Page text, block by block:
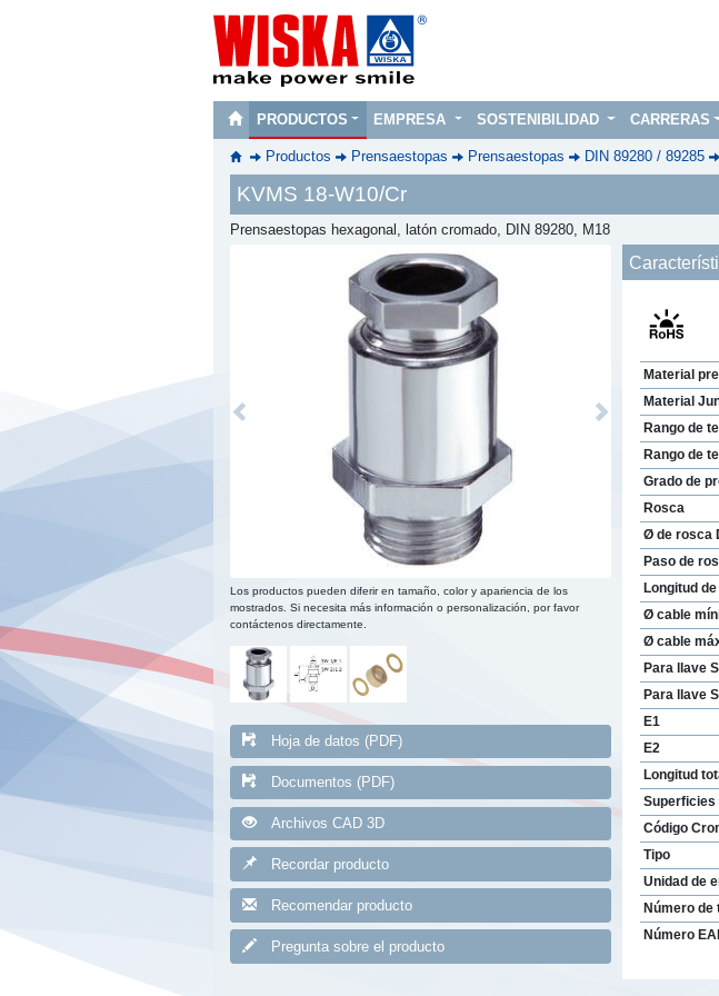
PRODUCTOS EMPRESA SOSTENIBILIDAD CARRERAS
Productos Prensaestopas Prensaestopas DIN 89280 / 89285
KVMS 18-W10/Cr
Prensaestopas hexagonal, latón cromado, DIN 89280, M18
Previous Next
Los productos pueden diferir en tamaño, color y apariencia de los
mostrados. Si necesita más información o personalización, por favor
contáctenos directamente.
Hoja de datos (PDF)
Documentos (PDF)
Archivos CAD 3D
Recordar producto
Recomendar producto
Pregunta sobre el producto
Material
Material
Rango de
Rango de
Grado de
Rosca
Ø de rosca
Paso de
Longitud
Ø cable
Ø cable
Para llave
Para llave
E1
E2
Longitud
Superficies
Código
Tipo
Unidad de
Número de
Número